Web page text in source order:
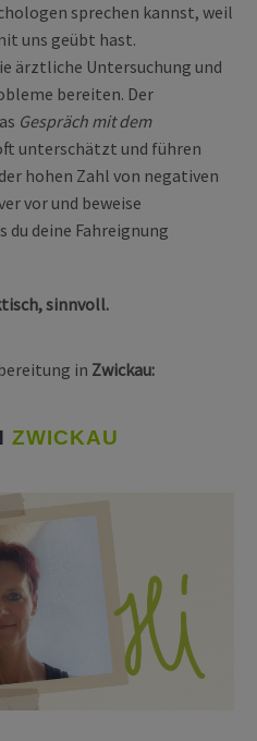
sprechen kannst, weil
uns geübt hast.
ärztliche Untersuchung und
bereiten. Der
Gespräch mit dem
unterschätzt und führen
hohen Zahl von negativen
vor und beweise
du deine Fahreignung
sinnvoll.
in Zwickau:
ZWICKAU